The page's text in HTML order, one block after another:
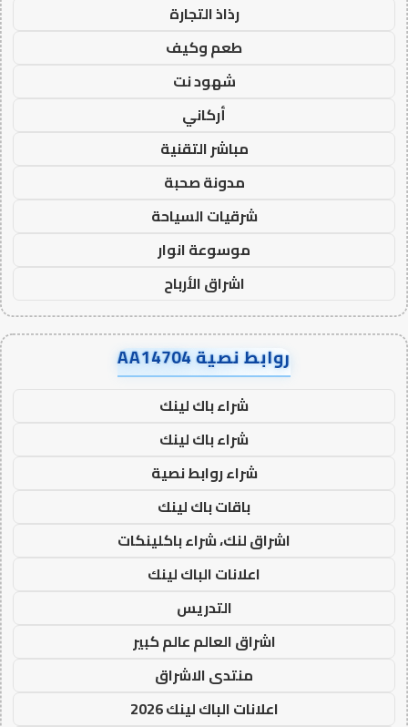
رذاذ التجارة
طعم وكيف
شهود نت
أركاني
مباشر التقنية
مدونة صحبة
شرقيات السياحة
موسوعة انوار
اشراق الأرباح
روابط نصية AA14704
شراء باك لينك
شراء باك لينك
شراء روابط نصية
باقات باك لينك
اشراق لنك، شراء باكلينكات
اعلانات الباك لينك
التدريس
اشراق العالم عالم كبير
منتدى الاشراق
اعلانات الباك لينك 2026